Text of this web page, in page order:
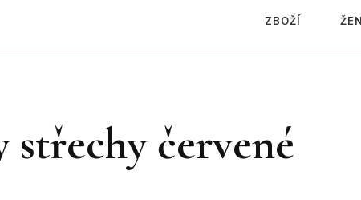
ZBOŽÍ
červené